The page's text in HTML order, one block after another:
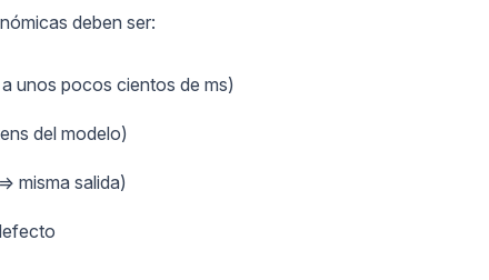
deben ser:
unos pocos cientos de ms)
del modelo)
misma salida)